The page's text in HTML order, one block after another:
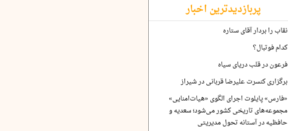
پربازدیدترین اخبار
نقاب را بردار آقای ستاره
کدام فوتبال؟
فرعون در قلب دریای سیاه
برگزاری کنسرت علیرضا قربانی در شیراز
«فارس» پایلوت اجرای الگوی «هیات‌امنایی»
مجموعه‌های تاریخی کشور می‌شود؛ سعدیه و
حافظیه در آستانه تحول مدیریتی